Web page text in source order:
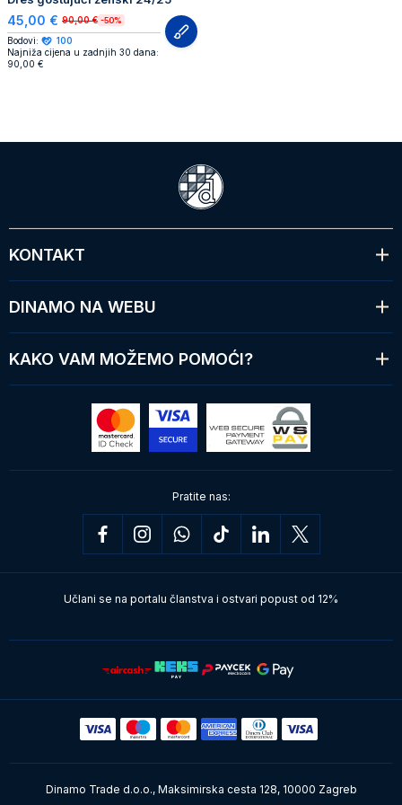
45,00 € 90,00 € -50%
Bodovi:
100
Najniža cijena u zadnjih 30 dana:
90,00 €
KONTAKT
DINAMO NA WEBU
KAKO VAM MOŽEMO POMOĆI?
Pratite nas:
Učlani se na portalu članstva i ostvari popust od 12%
Dinamo Trade d.o.o., Maksimirska cesta 128, 10000 Zagreb